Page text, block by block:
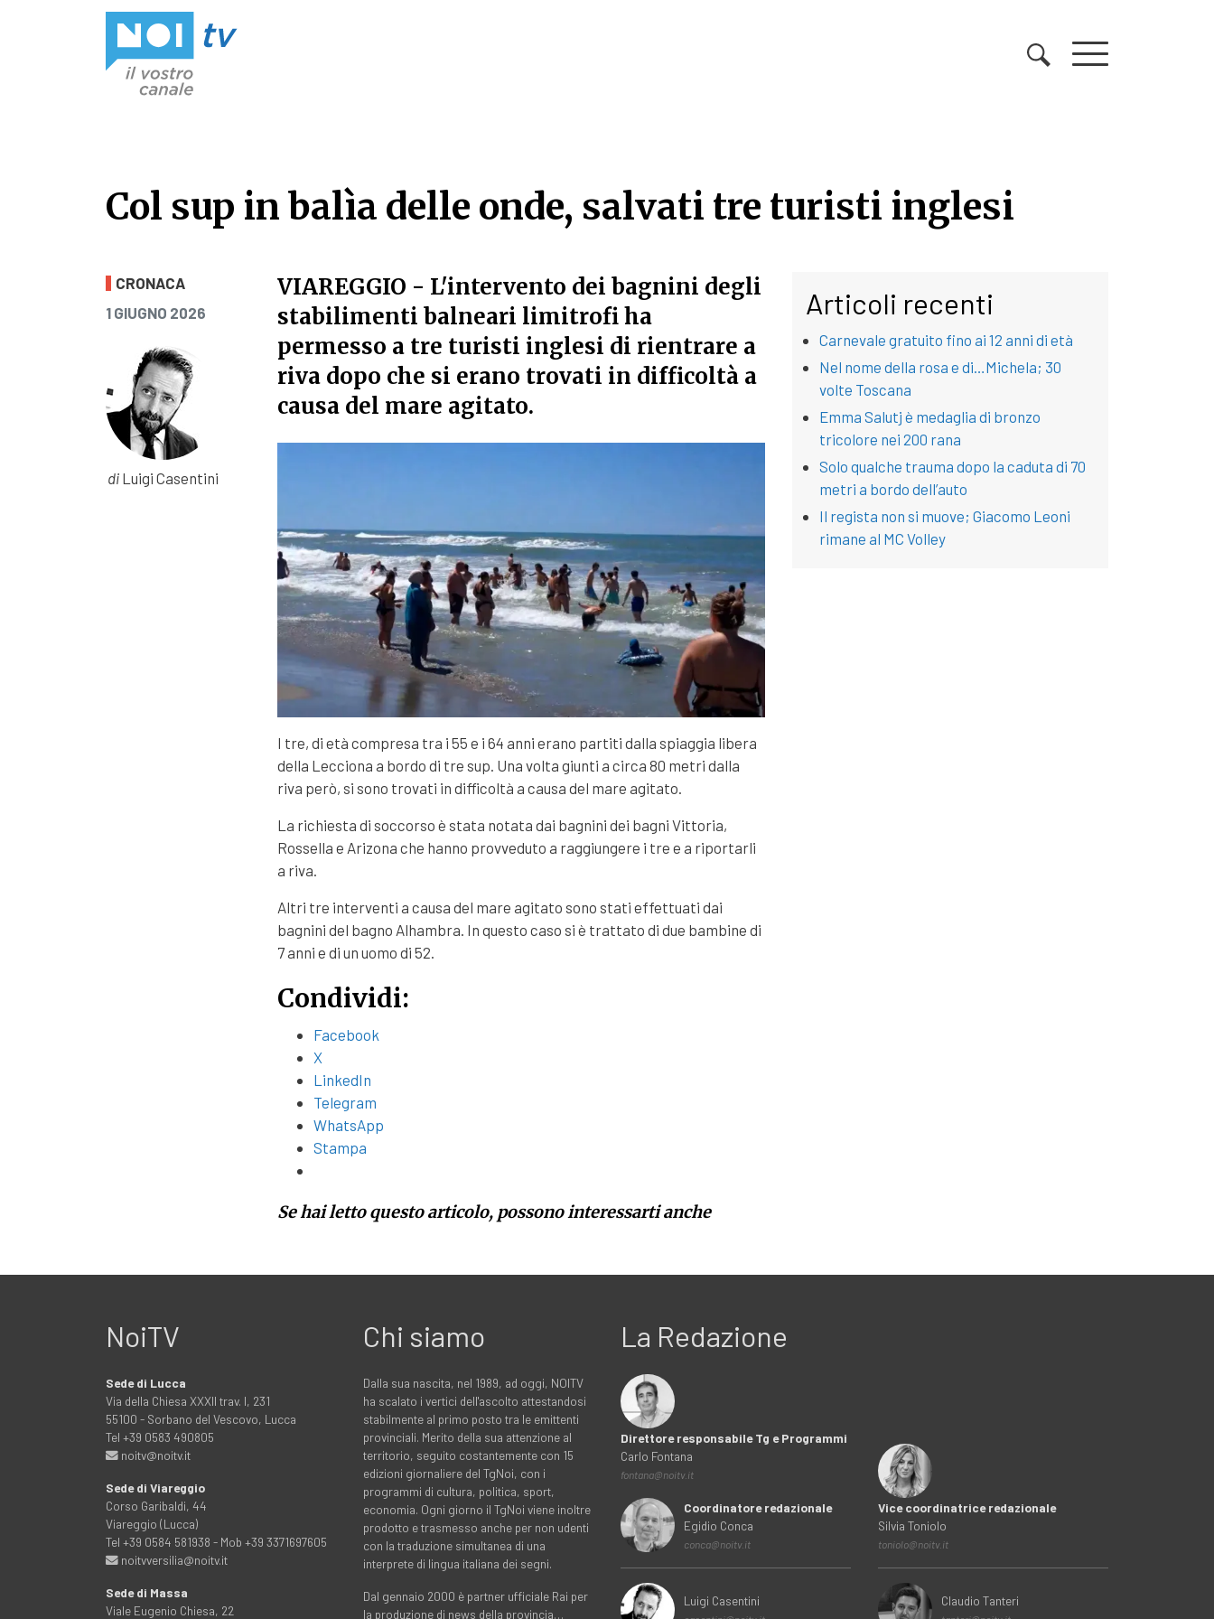
Col sup in balìa delle onde, salvati tre turisti inglesi
Col sup in balìa delle onde, salvati tre turisti inglesi
CRONACA
PUBBLICATO IL
1 GIUGNO 2026
diLuigi Casentini
VIAREGGIO - L'intervento dei bagnini degli
stabilimenti balneari limitrofi ha
permesso a tre turisti inglesi di rientrare a
riva dopo che si erano trovati in difficoltà a
causa del mare agitato.
I tre, di età compresa tra i 55 e i 64 anni erano partiti dalla spiaggia libera
della Lecciona a bordo di tre sup. Una volta giunti a circa 80 metri dalla
riva però, si sono trovati in difficoltà a causa del mare agitato.
La richiesta di soccorso è stata notata dai bagnini dei bagni Vittoria,
Rossella e Arizona che hanno provveduto a raggiungere i tre e a riportarli
a riva.
Altri tre interventi a causa del mare agitato sono stati effettuati dai
bagnini del bagno Alhambra. In questo caso si è trattato di due bambine di
7 anni e di un uomo di 52.
Condividi:
Facebook
X
LinkedIn
Telegram
WhatsApp
Stampa
Se hai letto questo articolo, possono interessarti anche
Articoli recenti
Carnevale gratuito fino ai 12 anni di età
Nel nome della rosa e di…Michela; 30
volte Toscana
Emma Salutj è medaglia di bronzo
tricolore nei 200 rana
Solo qualche trauma dopo la caduta di 70
metri a bordo dell’auto
Il regista non si muove; Giacomo Leoni
rimane al MC Volley
NoiTV
Sede di Lucca
Via della Chiesa XXXII trav. I, 231
55100 - Sorbano del Vescovo, Lucca
Tel +39 0583 490805
noitv@noitv.it
Sede di Viareggio
Corso Garibaldi, 44
Viareggio (Lucca)
Tel +39 0584 581938 - Mob +39 3371697605
noitvversilia@noitv.it
Sede di Massa
Viale Eugenio Chiesa, 22
Chi siamo
Dalla sua nascita, nel 1989, ad oggi, NOITV
ha scalato i vertici dell'ascolto attestandosi
stabilmente al primo posto tra le emittenti
provinciali. Merito della sua attenzione al
territorio, seguito costantemente con 15
edizioni giornaliere del TgNoi, con i
programmi di cultura, politica, sport,
economia. Ogni giorno il TgNoi viene inoltre
prodotto e trasmesso anche per non udenti
con la traduzione simultanea di una
interprete di lingua italiana dei segni.
Dal gennaio 2000 è partner ufficiale Rai per
la produzione di news della provincia…
La Redazione
Direttore responsabile Tg e Programmi
Carlo Fontana
fontana@noitv.it
Coordinatore redazionale
Egidio Conca
conca@noitv.it
Luigi Casentini
Vice coordinatrice redazionale
Silvia Toniolo
toniolo@noitv.it
Claudio Tanteri